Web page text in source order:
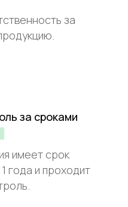
за
за сроками
имеет срок
года и проходит